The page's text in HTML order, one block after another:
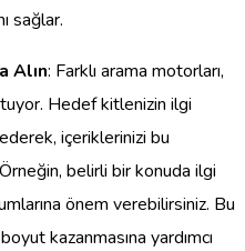
sağlar.
Alın: Farklı arama motorları,
Hedef kitlenizin ilgi
ederek, içeriklerinizi bu
belirli bir konuda ilgi
önem verebilirsiniz. Bu
kazanmasına yardımcı